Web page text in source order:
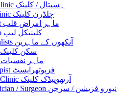
Hospital / Clinic ہسپتال / کلینک
Children Clinic چلڈرن کلینک
Cardiologist ماہر امراض قلب
Clinical Lab کلینیکل لیب
Eyes Specialists آنکھوں کے ماہرین
Skin Clinic سکن کلینک
Psychiatrist ماہر نفسیات
Physiotherapist فزیوتھراپسٹ
Orthopedic Clinic آرتھوپیڈک کلینک
Neuro physician / Surgeon نیورو فزیشن / سرجن